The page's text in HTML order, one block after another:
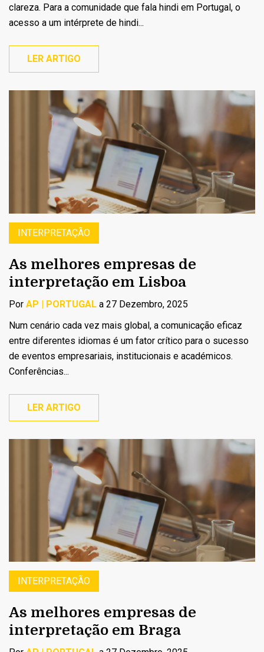
clareza. Para a comunidade que fala hindi em Portugal, o
acesso a um intérprete de hindi...
LER ARTIGO
INTERPRETAÇÃO
As melhores empresas de
interpretação em Lisboa
Por AP | PORTUGAL a 27 Dezembro, 2025
Num cenário cada vez mais global, a comunicação eficaz
entre diferentes idiomas é um fator crítico para o sucesso
de eventos empresariais, institucionais e académicos.
Conferências...
LER ARTIGO
INTERPRETAÇÃO
As melhores empresas de
interpretação em Braga